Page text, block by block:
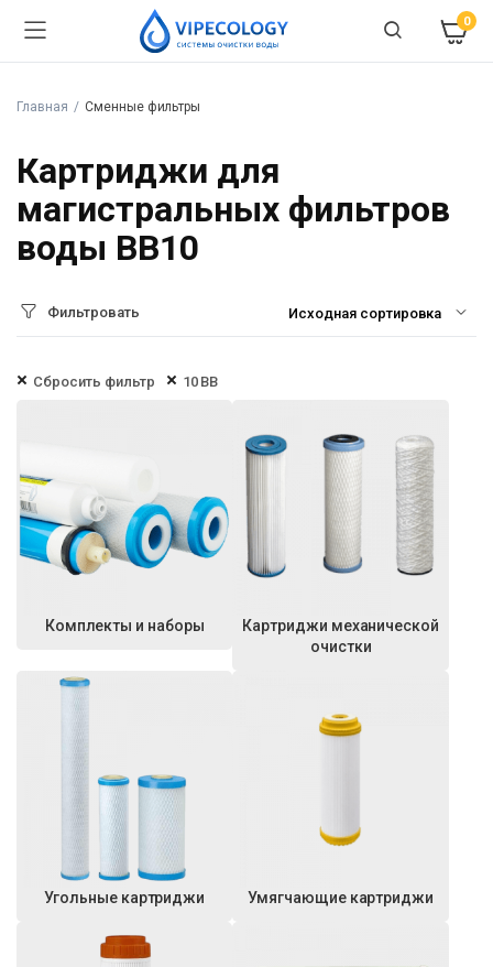
0
Главная Сменные фильтры
Картриджи для
магистральных фильтров
воды BB10
Фильтровать
Сбросить фильтр 10 BB
Комплекты и наборы
Картриджи механической
очистки
Угольные картриджи Умягчающие картриджи